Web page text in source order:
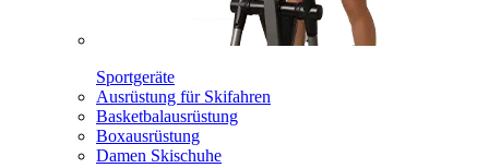
Sportgeräte
Ausrüstung für Skifahren
Basketbalausrüstung
Boxausrüstung
Damen Skischuhe